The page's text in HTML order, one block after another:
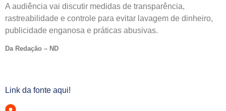
A audiência vai discutir medidas de transparência,
rastreabilidade e controle para evitar lavagem de dinheiro,
publicidade enganosa e práticas abusivas.
Da Redação – ND
Link da fonte aqui!